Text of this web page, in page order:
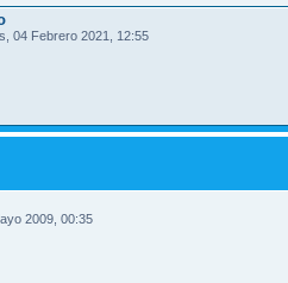
04 Febrero 2021, 12:55
2009, 00:35